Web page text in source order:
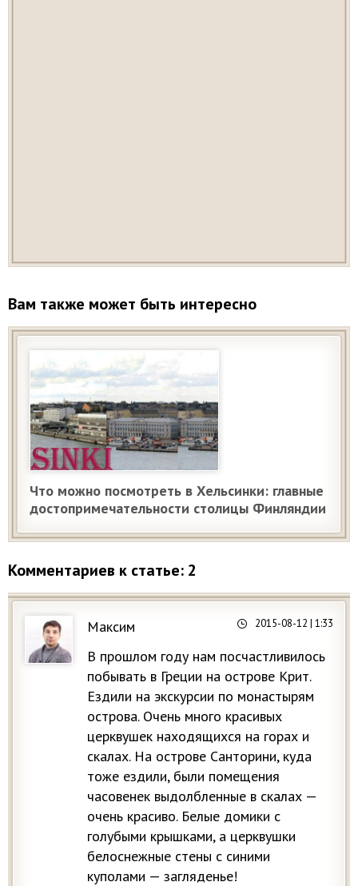
Вам также может быть интересно
Что можно посмотреть в Хельсинки: главные
достопримечательности столицы Финляндии
Комментариев к статье: 2
Максим 2015-08-12 | 1:33
В прошлом году нам посчастливилось
побывать в Греции на острове Крит.
Ездили на экскурсии по монастырям
острова. Очень много красивых
церквушек находящихся на горах и
скалах. На острове Санторини, куда
тоже ездили, были помещения
часовенек выдолбленные в скалах —
очень красиво. Белые домики с
голубыми крышками, а церквушки
белоснежные стены с синими
куполами — загляденье!